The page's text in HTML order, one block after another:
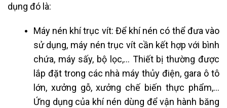
dụng đó là:
Máy nén khí trục vít: Để khí nén có thể đưa vào
sử dụng, máy nén trục vít cần kết hợp với bình
chứa, máy sấy, bộ lọc,… Thiết bị thường được
lắp đặt trong các nhà máy thủy điện, gara ô tô
lớn, xưởng gỗ, xưởng chế biến thực phẩm,…
Ứng dụng của khí nén dùng để vận hành băng